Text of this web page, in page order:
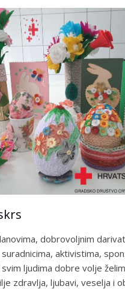
dobrovoljnim
aktivistima,
ljudima dobre volje
zdravlja, ljubavi, veselja i